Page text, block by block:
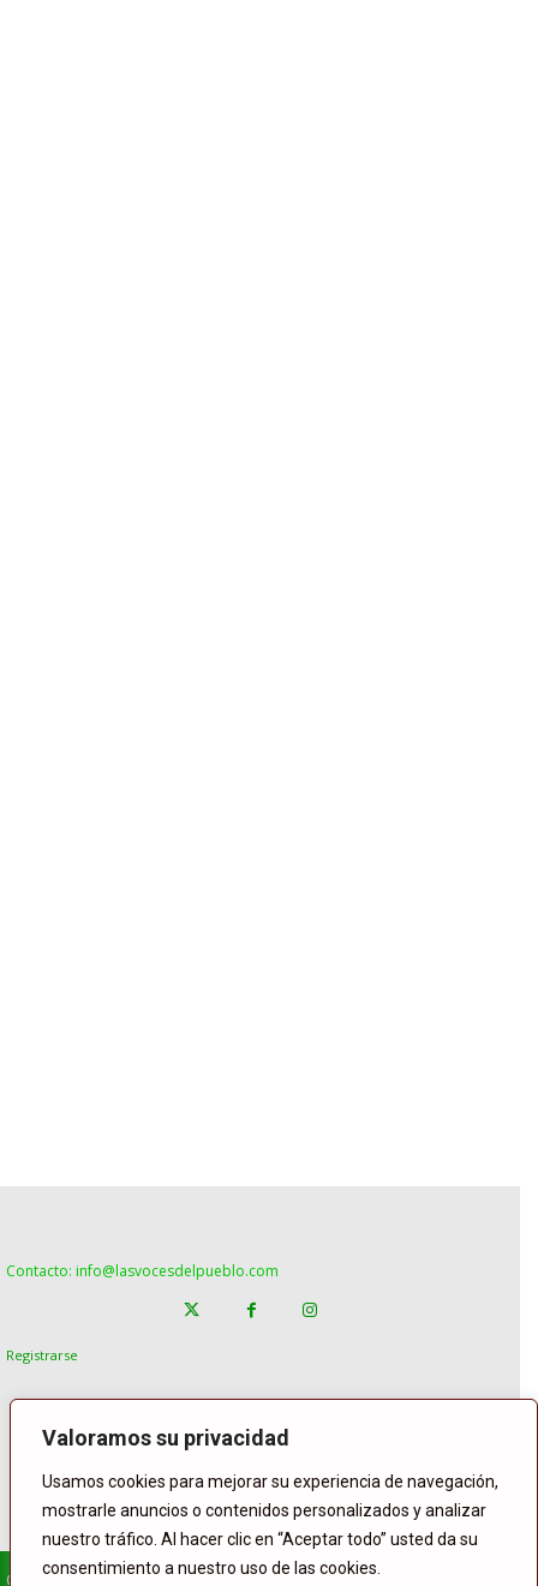
Valoramos su privacidad
Usamos cookies para mejorar su experiencia de navegación,
mostrarle anuncios o contenidos personalizados y analizar
nuestro tráfico. Al hacer clic en “Aceptar todo” usted da su
consentimiento a nuestro uso de las cookies.
Contacto: info@lasvocesdelpueblo.com
Registrarse
© Copyright Lasvocesdelpueblo